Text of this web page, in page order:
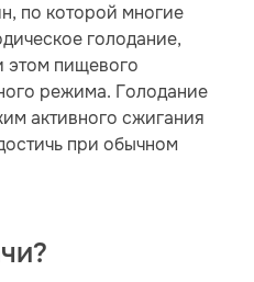
по которой многие
голодание,
этом пищевого
режима. Голодание
активного сжигания
при обычном